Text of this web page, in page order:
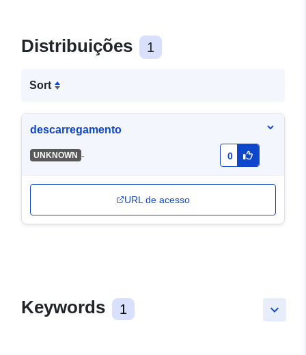
Distribuições 1
Sort
descarregamento
UNKNOWN - 0
URL de acesso
keyboard_arrow_down
Keywords 1